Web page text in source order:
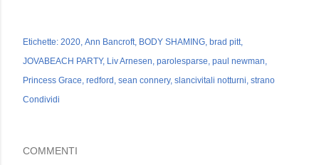
Etichette: 2020 Ann Bancroft BODY SHAMING brad pitt
JOVABEACH PARTY Liv Arnesen parolesparse paul newman
Princess Grace redford sean connery slancivitali notturni strano
Condividi
COMMENTI